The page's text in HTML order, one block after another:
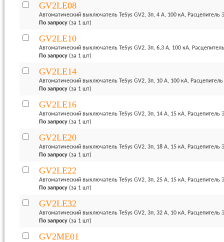
GV2LE08
Автоматический выключатель TeSys GV2, 3п, 4 А, 100 кА, Расцепитель
По запросу (за 1 шт)
GV2LE10
Автоматический выключатель TeSys GV2, 3п, 6,3 А, 100 кА,
По запросу (за 1 шт)
GV2LE14
Автоматический выключатель TeSys GV2, 3п, 10 А, 100 кА,
По запросу (за 1 шт)
GV2LE16
Автоматический выключатель TeSys GV2, 3п, 14 А, 15 кА, Расцепитель
По запросу (за 1 шт)
GV2LE20
Автоматический выключатель TeSys GV2, 3п, 18 А, 15 кА, Расцепитель
По запросу (за 1 шт)
GV2LE22
Автоматический выключатель TeSys GV2, 3п, 25 А, 15 кА, Расцепитель
По запросу (за 1 шт)
GV2LE32
Автоматический выключатель TeSys GV2, 3п, 32 А, 10 кА, Расцепитель
По запросу (за 1 шт)
GV2ME01